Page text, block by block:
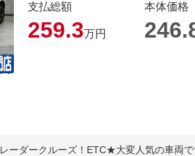
支払総額
259.3万円
本体価格
246.
ーダークルーズ！ETC★大変人気の車両